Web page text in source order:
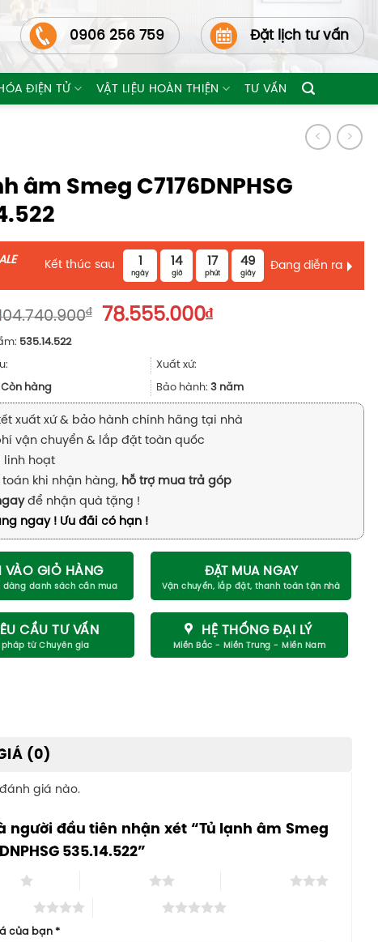
0906 256 759 Đặt lịch tư vấn
ĐIỆN TỬ VẬT LIỆU HOÀN THIỆN TƯ VẤN
âm Smeg C7176DNPHSG
Kết thúc sau 1
ngày
14
giờ
17
phút
47
giây
Đang diễn ra
₫
Giá
104.740.900₫.
78.555.000₫Giá
78.555.000₫.
535.14.522
Xuất xứ:
Còn hàng Bảo hành: 3 năm
xuất xứ & bảo hành chính hãng tại nhà
vận chuyển & lắp đặt toàn quốc
linh hoạt
toán khi nhận hàng, hỗ trợ mua trả góp
để nhận quà tặng !
ngay ! Ưu đãi có hạn !
VÀO GIỎ HÀNG ĐẶT MUA NGAY
CẦU TƯ VẤN HỆ THỐNG ĐẠI LÝ
(0)
giá nào.
người đầu tiên nhận xét “Tủ lạnh âm Smeg
535.14.522”
của bạn*